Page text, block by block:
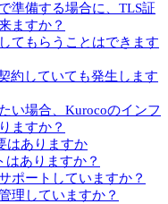
準備する場合に、TLS証
ますか？
てもらうことはできます
約していても発生します
い場合、Kurocoのインフ
ますか？
はありますか
ありますか？
ポートしていますか？
理していますか？